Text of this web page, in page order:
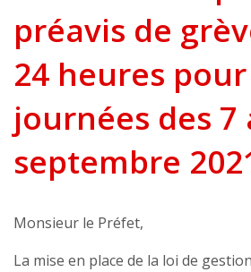
préavis de
24 heures
journées des 7
septembre
Monsieur le Préfet,
La mise en place de la loi de